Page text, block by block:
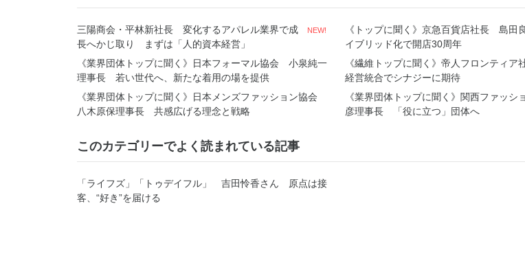
三陽商会・平林新社長 変化するアパレル業界で成
長へかじ取り まずは「人的資本経営」
NEW!
《トップに聞く》京急百貨店社長 島
イブリッド化で開店30周年
《業界団体トップに聞く》日本フォーマル協会 小泉純一
理事長 若い世代へ、新たな着用の場を提供
《繊維トップに聞く》帝人フロンティ
経営統合でシナジーに期待
《業界団体トップに聞く》日本メンズファッション協会
八木原保理事長 共感広げる理念と戦略
《業界団体トップに聞く》関西ファッ
彦理事長 「役に立つ」団体へ
このカテゴリーでよく読まれている記事
「ライフズ」「トゥデイフル」 吉田怜香さん 原点は接
客、“好き”を届ける